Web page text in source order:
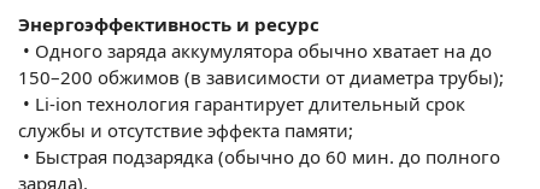
Энергоэффективность и ресурс
• Одного заряда аккумулятора обычно хватает на до
150–200 обжимов (в зависимости от диаметра трубы);
• Li-ion технология гарантирует длительный срок
службы и отсутствие эффекта памяти;
• Быстрая подзарядка (обычно до 60 мин. до полного
заряда).